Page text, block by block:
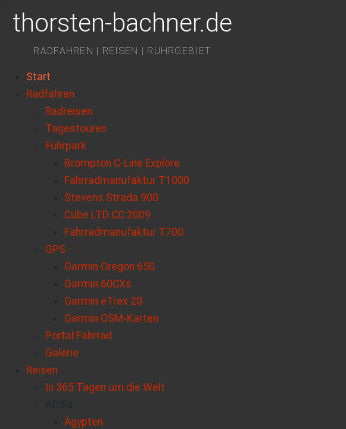
thorsten-bachner.de
RADFAHREN | REISEN | RUHRGEBIET
Start
Radfahren
Radreisen
Tagestouren
Fuhrpark
Brompton C-Line Explore
Fahrradmanufaktur T1000
Stevens Strada 900
Cube LTD CC 2009
Fahrradmanufaktur T700
GPS
Garmin Oregon 650
Garmin 60CXs
Garmin eTrex 20
Garmin OSM-Karten
Portal:Fahrrad
Galerie
Reisen
In 365 Tagen um die Welt
Ägypten